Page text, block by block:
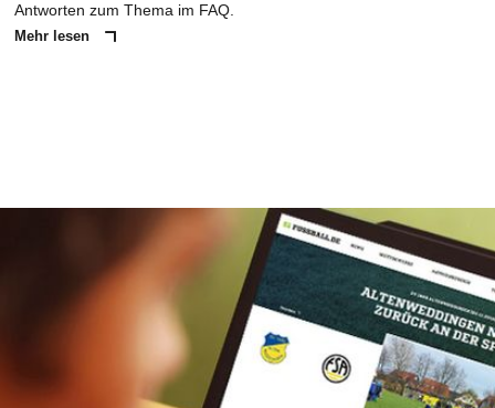
Antworten zum Thema im FAQ.
Mehr lesen